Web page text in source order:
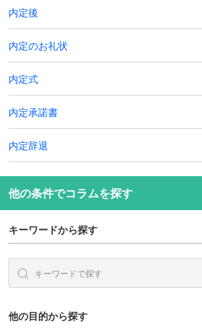
内定後
内定のお礼状
内定式
内定承諾書
内定辞退
他の条件でコラムを探す
キーワードから探す
他の目的から探す